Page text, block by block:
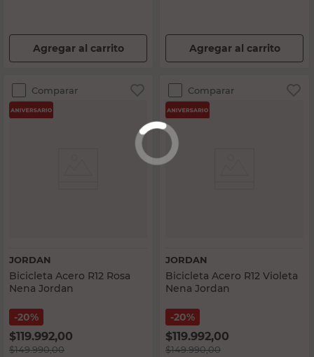
Agregar al carrito Agregar al carrito
Comparar
JORDAN
Bicicleta Acero R12 Rosa
Nena Jordan
20%
$119.992,00
$149.990,00
Comparar
JORDAN
Bicicleta Acero R12 Violeta
Nena Jordan
20%
$119.992,00
$149.990,00